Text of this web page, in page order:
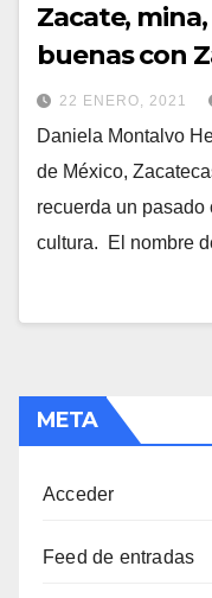
Zacate,
buenas con
22 ENERO, 2021
Daniela Montalvo
de México,
recuerda un
cultura. El nombre
META
Acceder
Feed de entradas